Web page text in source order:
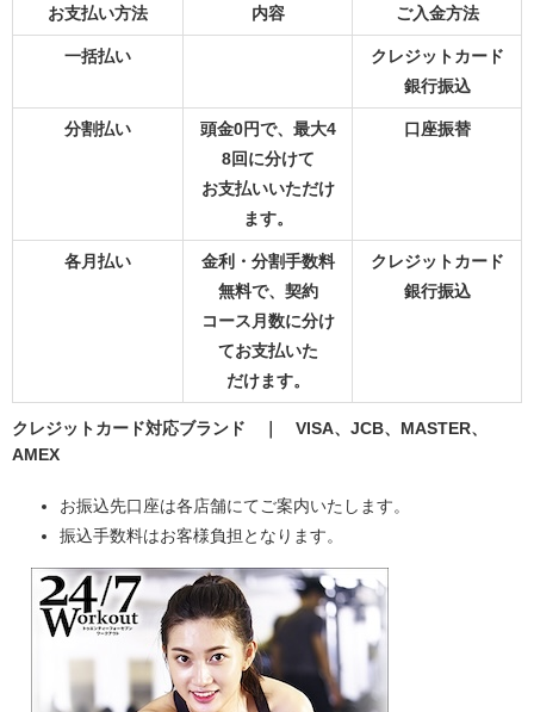
お支払い方法 内容 ご入金方法
一括払い
クレジットカード
銀行振込
分割払い
頭金0円で、最大4
8回に分けて
お支払いいただけ
ます。
口座振替
各月払い
金利・分割手数料
無料で、契約
コース月数に分け
てお支払いた
だけます。
クレジットカード
銀行振込
クレジットカード対応ブランド ｜ VISA、JCB、MASTER、
AMEX
お振込先口座は各店舗にてご案内いたします。
振込手数料はお客様負担となります。